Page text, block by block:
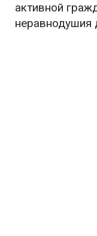
активной
неравнодушия